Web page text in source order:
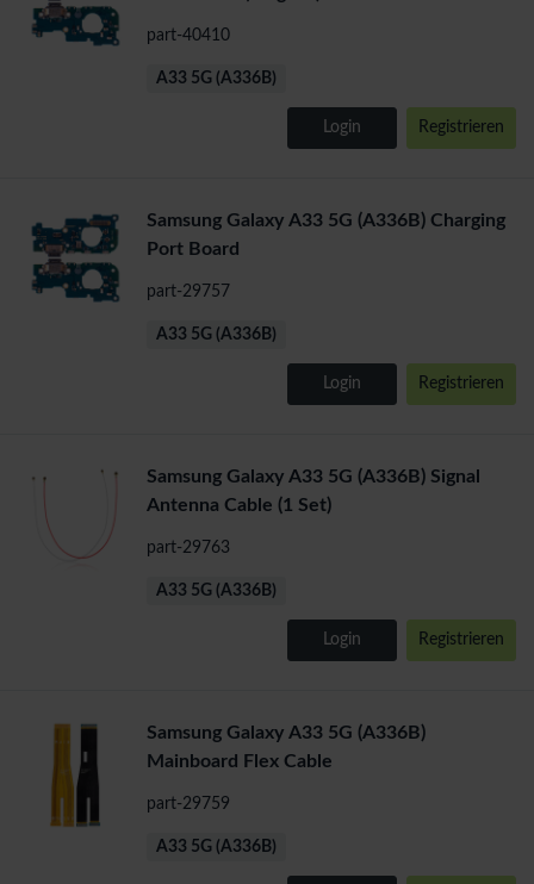
part-40410
A33 5G (A336B)
Login Registrieren
Samsung Galaxy A33 5G (A336B) Charging
Port Board
part-29757
A33 5G (A336B)
Login Registrieren
Samsung Galaxy A33 5G (A336B) Signal
Antenna Cable (1 Set)
part-29763
A33 5G (A336B)
Login Registrieren
Samsung Galaxy A33 5G (A336B)
Mainboard Flex Cable
part-29759
A33 5G (A336B)